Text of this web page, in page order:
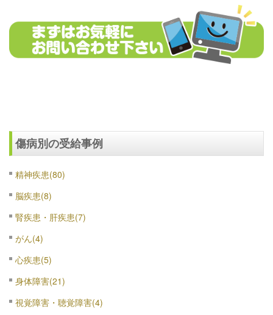
傷病別の受給事例
精神疾患(80)
脳疾患(8)
腎疾患・肝疾患(7)
がん(4)
心疾患(5)
身体障害(21)
視覚障害・聴覚障害(4)